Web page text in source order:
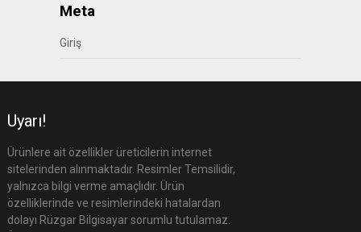
Meta
Giriş
Uyarı!
Ürünlere ait özellikler üreticilerin internet
sitelerinden alınmaktadır. Resimler Temsilidir,
yalnızca bilgi verme amaçlıdır. Ürün
özelliklerinde ve resimlerindeki hatalardan
dolayı Rüzgar Bilgisayar sorumlu tutulamaz.